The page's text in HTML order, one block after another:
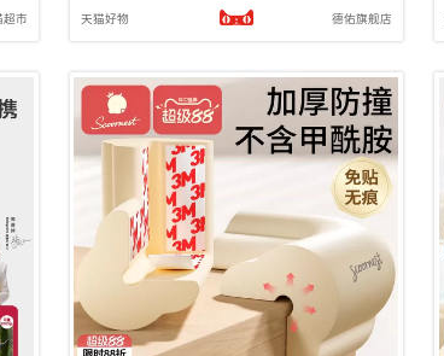
超市 天猫好物 德佑旗舰店